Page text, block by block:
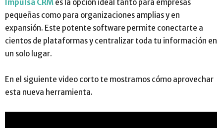
Impulsa CRM es la opción ideal tanto para empresas
pequeñas como para organizaciones amplias y en
expansión. Este potente software permite conectarte a
cientos de plataformas y centralizar toda tu información en
un solo lugar.
En el siguiente video corto te mostramos cómo aprovechar
esta nueva herramienta.